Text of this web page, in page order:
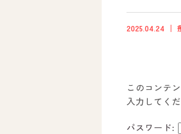
2025.04.24
このコンテ
入力してくだ
パスワード: